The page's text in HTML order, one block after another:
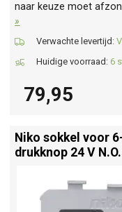
naar keuze moet
»
Verwachte levertijd:
Huidige voorraad: 6
79,95
Niko sokkel voor
drukknop 24 V